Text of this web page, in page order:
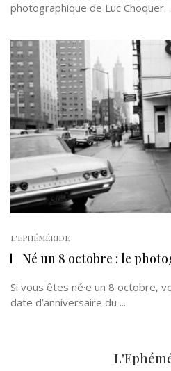
photographique de Luc Choquer.
L'EPHÉMÉRIDE
Né un 8 octobre : le
Si vous êtes né·e un 8 octobre,
date d’anniversaire du ...